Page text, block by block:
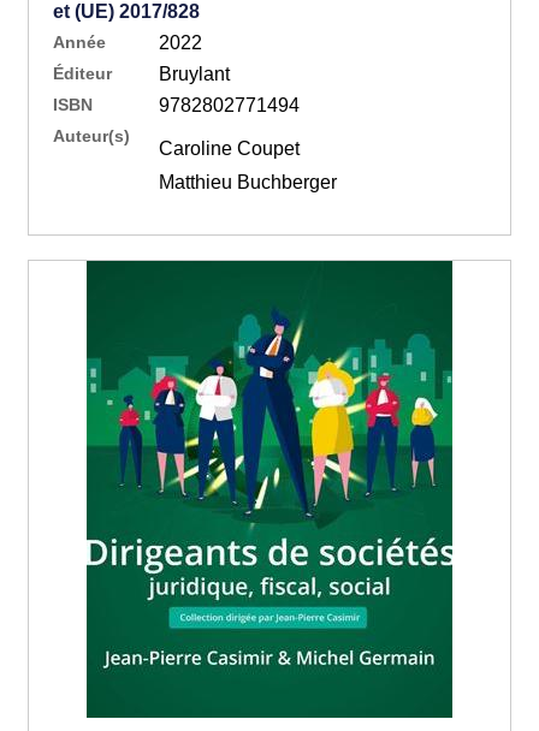
et (UE) 2017/828
Année 2022
Éditeur Bruylant
ISBN 9782802771494
Auteur(s)
Caroline Coupet
Matthieu Buchberger